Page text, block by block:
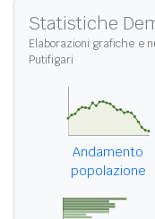
Statistiche
Elaborazioni grafiche e
Putifigari
Andamento
popolazione